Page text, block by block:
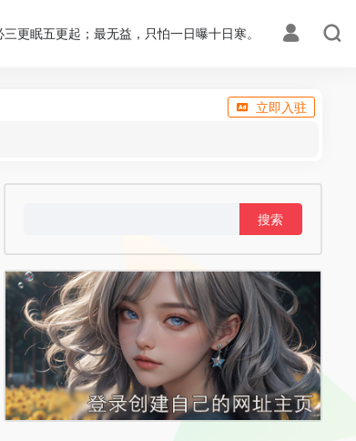
更眠五更起；最无益，只怕一日曝十日寒。
立即入驻